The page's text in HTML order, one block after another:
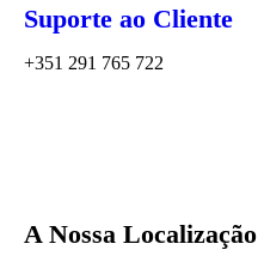
Suporte ao Cliente
+351 291 765 722
A Nossa Localização